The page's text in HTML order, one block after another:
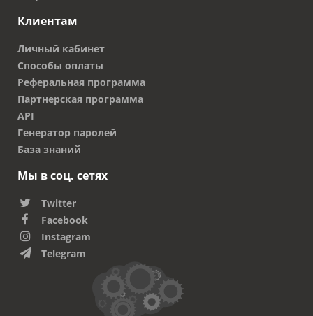
является основой технологии VPS
«Физический выделенный сервер»
предоставление в аренду оборудования,
принадлежащего Исполнителю и
настроенного для удовлетворение
технических требований Заказчика
(хранение, обработка, передача
«Colocation»
оборудования Заказчика в Дата-центре
Исполнителя.
1. ПРЕДМЕТ ДОГОВОРА
1.1. Исполнитель предоставляет
Заказчику в рамках настоящего Договора
Клиентам
Личный кабинет
Способы оплаты
Реферальная программа
Партнерская программа
API
Генератор паролей
База знаний
Мы в соц. сетях
Twitter
Facebook
Instagram
Telegram